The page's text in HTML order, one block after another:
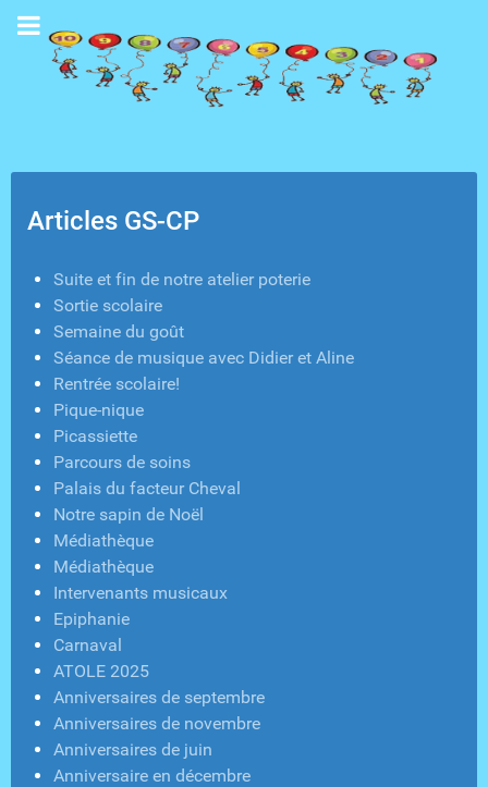
Articles GS-CP
Suite et fin de notre atelier poterie
Sortie scolaire
Semaine du goût
Séance de musique avec Didier et Aline
Rentrée scolaire!
Pique-nique
Picassiette
Parcours de soins
Palais du facteur Cheval
Notre sapin de Noël
Médiathèque
Médiathèque
Intervenants musicaux
Epiphanie
Carnaval
ATOLE 2025
Anniversaires de septembre
Anniversaires de novembre
Anniversaires de juin
Anniversaire en décembre